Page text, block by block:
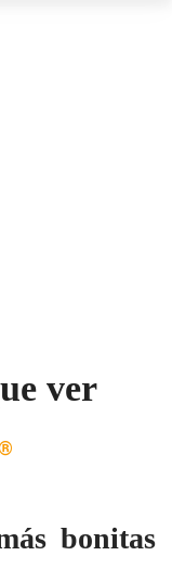
ver
bonitas